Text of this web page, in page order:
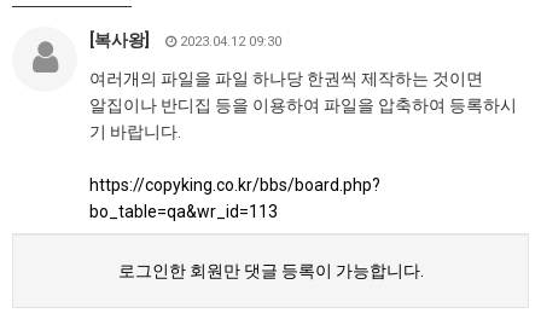
[복사왕] 2023.04.12 09:30
여러개의 파일을 파일 하나당 한권씩 제작하는 것이면
알집이나 반디집 등을 이용하여 파일을 압축하여 등록하시
기 바랍니다.
https://copyking.co.kr/bbs/board.php?
bo_table=qa&wr_id=113
로그인한 회원만 댓글 등록이 가능합니다.